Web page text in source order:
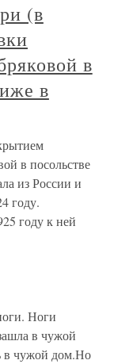
(в
в
в
в посольстве
из России и
году.
году к ней
Ноги
в чужой
в чужой дом.Но